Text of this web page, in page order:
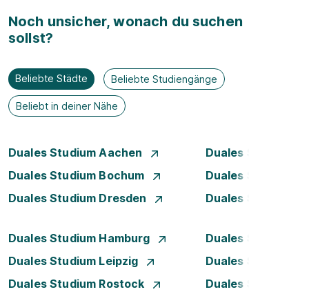
Noch unsicher, wonach du suchen
sollst?
Beliebte Städte Beliebte Studiengänge
Beliebt in deiner Nähe
Duales Studium Aachen
Duales Studium
Duales Studium Bochum
Duales Studium
Duales Studium Dresden
Duales Studium
Duales Studium Hamburg
Duales Studium
Duales Studium Leipzig
Duales Studium
Duales Studium Rostock
Duales Studium